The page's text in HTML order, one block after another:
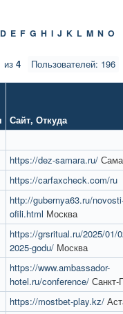
D E F G H I J K L M N O
Пользователей: 196
из 4
Сайт, Откуда
https://dez-samara.ru/
https://carfaxcheck.com/ru
http://gubernya63.ru/
ofili.html Москва
https://grsritual.ru/2025/01/
2025-godu/ Москва
https://www.ambassador-
hotel.ru/conference/ Санкт-
https://mostbet-play.kz/